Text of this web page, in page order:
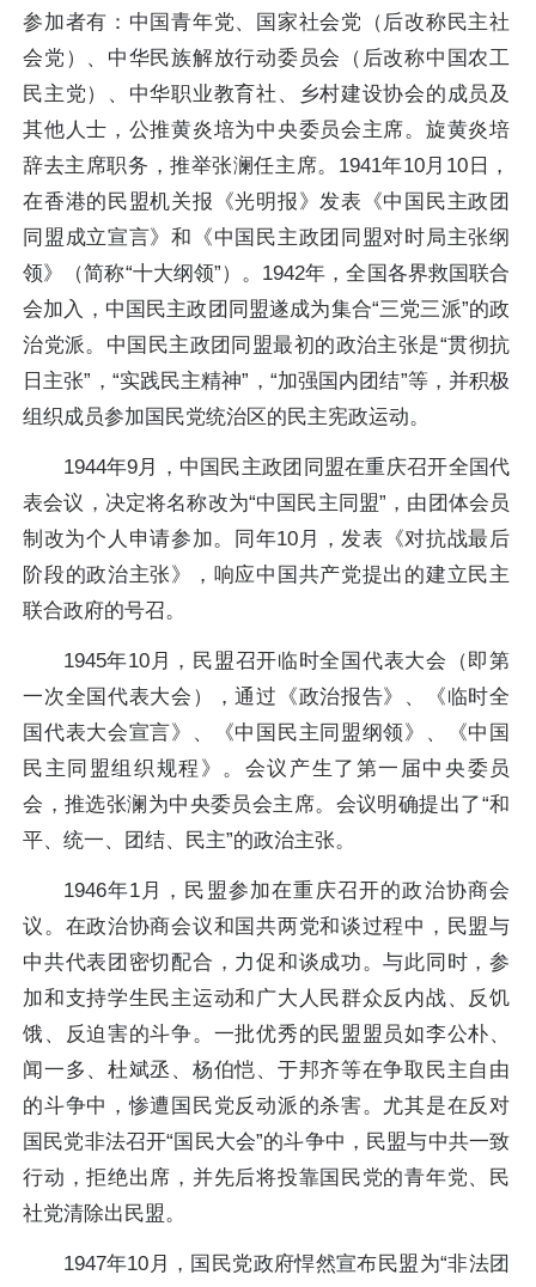
参加者有：中国青年党、国家社会党（后改称民主社
会党）、中华民族解放行动委员会（后改称中国农工
民主党）、中华职业教育社、乡村建设协会的成员及
其他人士，公推黄炎培为中央委员会主席。旋黄炎培
辞去主席职务，推举张澜任主席。1941年10月10日，
在香港的民盟机关报《光明报》发表《中国民主政团
同盟成立宣言》和《中国民主政团同盟对时局主张纲
领》（简称“十大纲领”）。1942年，全国各界救国联合
会加入，中国民主政团同盟遂成为集合“三党三派”的政
治党派。中国民主政团同盟最初的政治主张是“贯彻抗
日主张”，“实践民主精神”，“加强国内团结”等，并积极
组织成员参加国民党统治区的民主宪政运动。
1944年9月，中国民主政团同盟在重庆召开全国代
表会议，决定将名称改为“中国民主同盟”，由团体会员
制改为个人申请参加。同年10月，发表《对抗战最后
阶段的政治主张》，响应中国共产党提出的建立民主
联合政府的号召。
1945年10月，民盟召开临时全国代表大会（即第
一次全国代表大会），通过《政治报告》、《临时全
国代表大会宣言》、《中国民主同盟纲领》、《中国
民主同盟组织规程》。会议产生了第一届中央委员
会，推选张澜为中央委员会主席。会议明确提出了“和
平、统一、团结、民主”的政治主张。
1946年1月，民盟参加在重庆召开的政治协商会
议。在政治协商会议和国共两党和谈过程中，民盟与
中共代表团密切配合，力促和谈成功。与此同时，参
加和支持学生民主运动和广大人民群众反内战、反饥
饿、反迫害的斗争。一批优秀的民盟盟员如李公朴、
闻一多、杜斌丞、杨伯恺、于邦齐等在争取民主自由
的斗争中，惨遭国民党反动派的杀害。尤其是在反对
国民党非法召开“国民大会”的斗争中，民盟与中共一致
行动，拒绝出席，并先后将投靠国民党的青年党、民
社党清除出民盟。
1947年10月，国民党政府悍然宣布民盟为“非法团